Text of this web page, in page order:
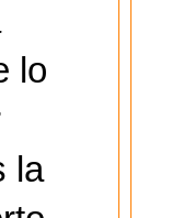
lo
la